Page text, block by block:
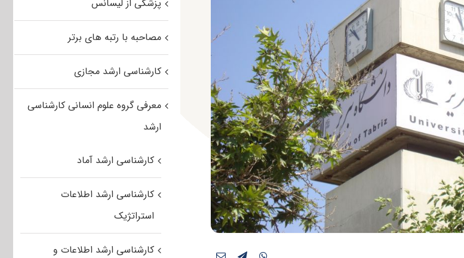
پزشکی از لیسانس
مصاحبه با رتبه های برتر
کارشناسی ارشد مجازی
معرفی گروه علوم انسانی کارشناسی
ارشد
کارشناسی ارشد آماد
کارشناسی ارشد اطلاعات
استراتژیک
کارشناسی ارشد اطلاعات و